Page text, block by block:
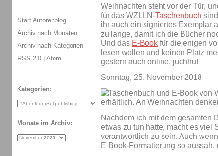
Weihnachten steht vor der Tür,
für das WZLLN-Taschenbuch
ihr auch ein signiertes Exemplar
zu lange, damit ich die Bücher
Und das E-Book für diejenigen
lesen wollen und keinen Platz
gestern auch online, juchhu!
Sonntag, 25. November 2018
Nachdem ich mit dem gesamten
etwas zu tun hatte, macht es viel
verantwortlich zu sein. Auch
E-Book-Formatierung so
Start Autorenblog
Archiv nach Monaten
Archiv nach Kategorien
RSS 2.0 | Atom
Kategorien:
Monate im Archiv: